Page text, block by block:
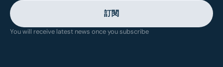
訂閱
You will receive latest news once you subscribe